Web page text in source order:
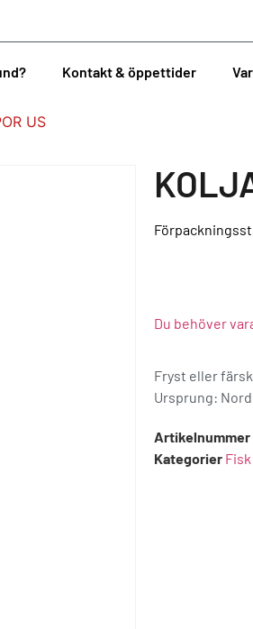
Kontakt & öppettider
US
Du behöver
Fryst eller
Ursprung:
Artikelnummer
Kategorier